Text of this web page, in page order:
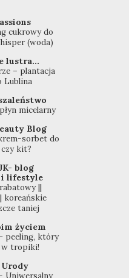
cukrowy do
(woda)
lustra...
– plantacja
Lublina
micelarny
Blog
sorbet do
kit?
blog
i lifestyle
||
koreańskie
taniej
życiem
peeling, który
w tropiki!
Urody
Uniwersalny